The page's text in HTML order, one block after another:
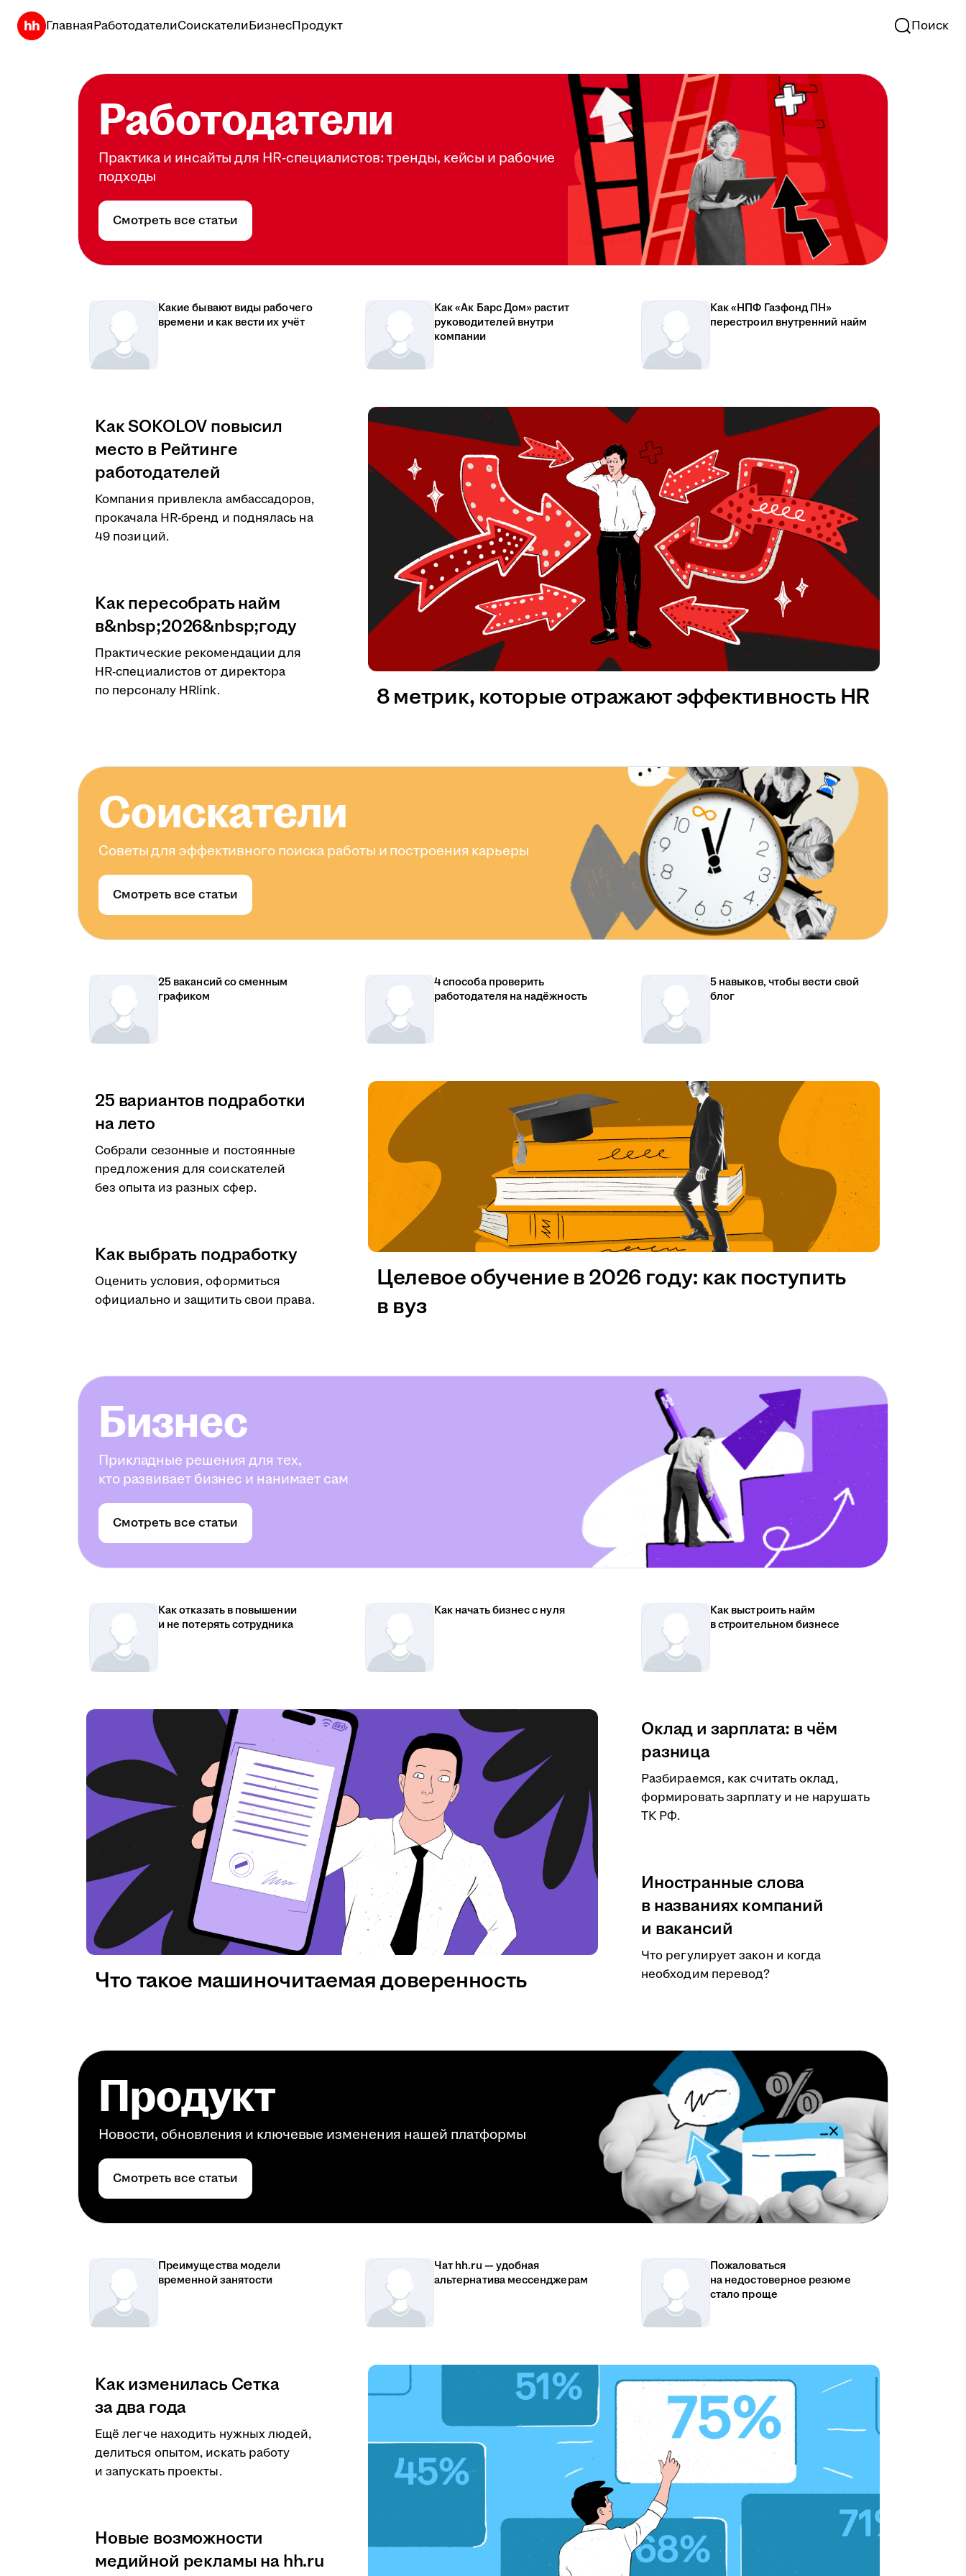
ГлавнаяРаботодателиСоискателиБизнесПродукт Поиск
Работодатели
Практика и инсайты для HR-специалистов: тренды, кейсы и рабочие
подходы
Смотреть все статьи
Какие бывают виды рабочего
времени и как вести их учёт
Как «Ак Барс Дом» растит
руководителей внутри
компании
Как «НПФ Газфонд ПН»
перестроил внутренний найм
Как SOKOLOV повысил
место в Рейтинге
работодателей
Компания привлекла амбассадоров,
прокачала HR-бренд и поднялась на
49 позиций.
Как пересобрать найм
в&nbsp;2026&nbsp;году
Практические рекомендации для
HR-специалистов от директора
по персоналу HRlink.
8 метрик, которые отражают эффективность HR
Соискатели
Советы для эффективного поиска работы и построения карьеры
Смотреть все статьи
25 вакансий со сменным
графиком
4 способа проверить
работодателя на надёжность
5 навыков, чтобы вести свой
блог
25 вариантов подработки
на лето
Собрали сезонные и постоянные
предложения для соискателей
без опыта из разных сфер.
Как выбрать подработку
Оценить условия, оформиться
официально и защитить свои права.
Целевое обучение в 2026 году: как поступить
в вуз
Бизнес
Прикладные решения для тех,
кто развивает бизнес и нанимает сам
Смотреть все статьи
Как отказать в повышении
и не потерять сотрудника
Как начать бизнес с нуля
Как выстроить найм
в строительном бизнесе
Оклад и зарплата: в чём
разница
Разбираемся, как считать оклад,
формировать зарплату и не нарушать
ТК РФ.
Иностранные слова
в названиях компаний
и вакансий
Что регулирует закон и когда
необходим перевод?
Что такое машиночитаемая доверенность
Продукт
Новости, обновления и ключевые изменения нашей платформы
Смотреть все статьи
Преимущества модели
временной занятости
Чат hh.ru — удобная
альтернатива мессенджерам
Пожаловаться
на недостоверное резюме
стало проще
Как изменилась Сетка
за два года
Ещё легче находить нужных людей,
делиться опытом, искать работу
и запускать проекты.
Новые возможности
медийной рекламы на hh.ru